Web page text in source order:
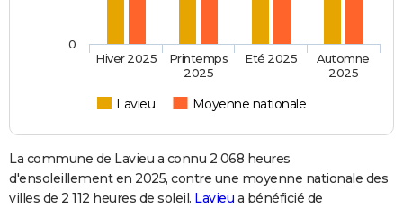
Lavieu Moyenne nationale
Hiver 2025
Printemps
2025
Eté 2025
Automne
2025
0
La commune de Lavieu a connu 2 068 heures
d'ensoleillement en 2025, contre une moyenne nationale des
villes de 2 112 heures de soleil. Lavieu a bénéficié de